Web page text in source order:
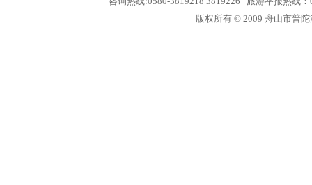
版权所有 © 2009 舟山市普